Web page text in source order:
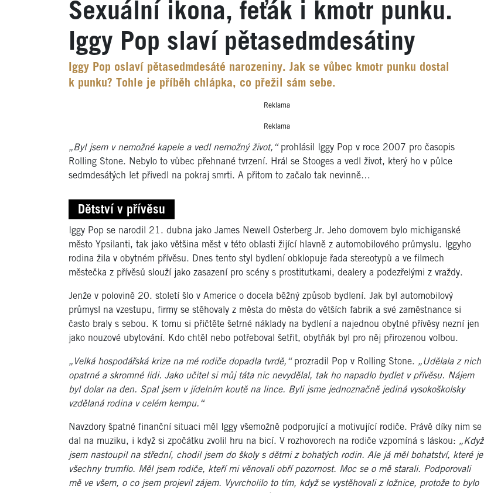
Sexuální ikona, feťák i kmotr punku.
Iggy Pop slaví pětasedmdesátiny
Iggy Pop oslaví pětasedmdesáté narozeniny. Jak se vůbec kmotr punku dostal
k punku? Tohle je příběh chlápka, co přežil sám sebe.
Reklama
Reklama
„Byl jsem v nemožné kapele a vedl nemožný život,“ prohlásil Iggy Pop v roce 2007 pro časopis
Rolling Stone. Nebylo to vůbec přehnané tvrzení. Hrál se Stooges a vedl život, který ho v půlce
sedmdesátých let přivedl na pokraj smrti. A přitom to začalo tak nevinně…
Dětství v přívěsu
Iggy Pop se narodil 21. dubna jako James Newell Osterberg Jr. Jeho domovem bylo michiganské
město Ypsilanti, tak jako většina měst v této oblasti žijící hlavně z automobilového průmyslu. Iggyho
rodina žila v obytném přívěsu. Dnes tento styl bydlení obklopuje řada stereotypů a ve filmech
městečka z přívěsů slouží jako zasazení pro scény s prostitutkami, dealery a podezřelými z vraždy.
Jenže v polovině 20. století šlo v Americe o docela běžný způsob bydlení. Jak byl automobilový
průmysl na vzestupu, firmy se stěhovaly z města do města do větších fabrik a své zaměstnance si
často braly s sebou. K tomu si přičtěte šetrné náklady na bydlení a najednou obytné přívěsy nezní jen
jako nouzové ubytování. Kdo chtěl nebo potřeboval šetřit, obytňák byl pro něj přirozenou volbou.
„Velká hospodářská krize na mé rodiče dopadla tvrdě,“prozradil Pop v Rolling Stone. „Udělala z nich
opatrné a skromné lidi. Jako učitel si můj táta nic nevydělal, tak ho napadlo bydlet v přívěsu. Nájem
byl dolar na den. Spal jsem v jídelním koutě na lince. Byli jsme jednoznačně jediná vysokoškolsky
vzdělaná rodina v celém kempu.“
Navzdory špatné finanční situaci měl Iggy všemožně podporující a motivující rodiče. Právě díky nim se
dal na muziku, i když si zpočátku zvolil hru na bicí. V rozhovorech na rodiče vzpomíná s láskou: „Když
jsem nastoupil na střední, chodil jsem do školy s dětmi z bohatých rodin. Ale já měl bohatství, které je
všechny trumflo. Měl jsem rodiče, kteří mi věnovali obří pozornost. Moc se o mě starali. Podporovali
mě ve všem, o co jsem projevil zájem. Vyvrcholilo to tím, když se vystěhovali z ložnice, protože to bylo